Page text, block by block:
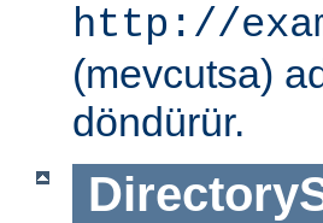
http://
(mevcutsa)
döndürür.